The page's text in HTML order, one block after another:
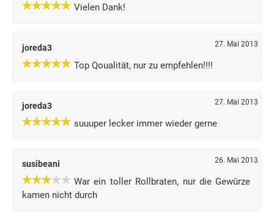
Vielen Dank!
joreda3 27. Mai 2013
Top Qoualität, nur zu empfehlen!!!!
joreda3 27. Mai 2013
suuuper lecker immer wieder gerne
susibeani 26. Mai 2013
War ein toller Rollbraten, nur die Gewürze
kamen nicht durch